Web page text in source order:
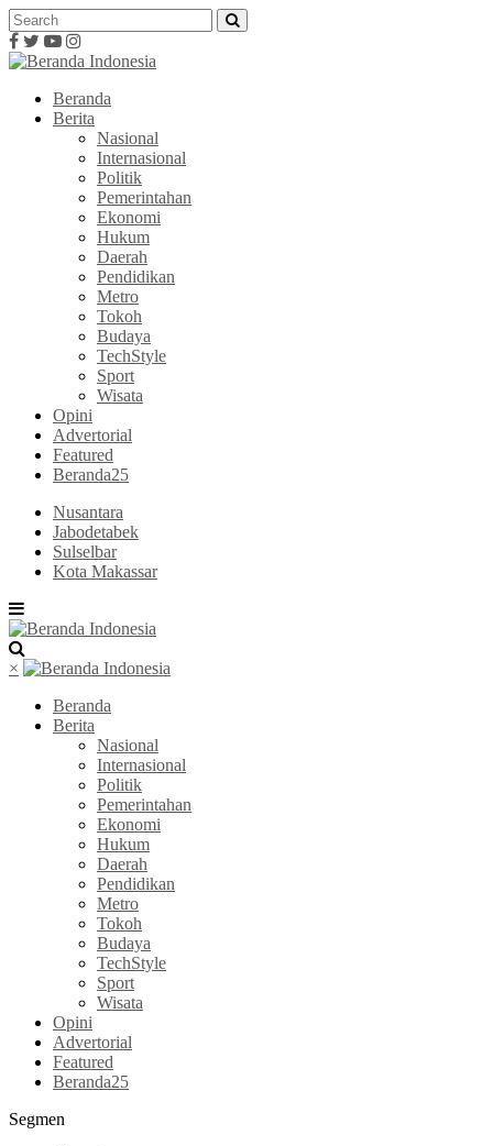
Beranda
Berita
Nasional
Internasional
Politik
Pemerintahan
Ekonomi
Hukum
Daerah
Pendidikan
Metro
Tokoh
Budaya
TechStyle
Sport
Wisata
Opini
Advertorial
Featured
Beranda25
Nusantara
Jabodetabek
Sulselbar
Kota Makassar
×
Beranda
Berita
Nasional
Internasional
Politik
Pemerintahan
Ekonomi
Hukum
Daerah
Pendidikan
Metro
Tokoh
Budaya
TechStyle
Sport
Wisata
Opini
Advertorial
Featured
Beranda25
Segmen